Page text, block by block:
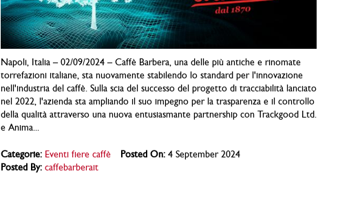
Napoli, Italia – 02/09/2024 – Caffè Barbera, una delle più antiche e rinomate
torrefazioni italiane, sta nuovamente stabilendo lo standard per l'innovazione
nell'industria del caffè. Sulla scia del successo del progetto di tracciabilità lanciato
nel 2022, l'azienda sta ampliando il suo impegno per la trasparenza e il controllo
della qualità attraverso una nuova entusiasmante partnership con Trackgood Ltd.
e Anima...
Categorie: Eventi fiere caffè Posted On:4 September 2024
Posted By: caffebarberait